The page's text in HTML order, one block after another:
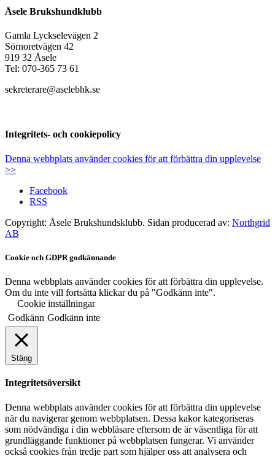
Åsele Brukshundklubb
Gamla Lyckselevägen 2
Sörnoretvägen 42
919 32 Åsele
Tel: 070-365 73 61
sekreterare@aselebhk.se
Integritets- och cookiepolicy
Denna webbplats använder cookies för att förbättra din upplevelse
>>
Facebook
RSS
Copyright: Åsele Brukshundsklubb. Sidan producerad av: Northgrid
AB
Cookie och GDPR godkännande
Denna webbplats använder cookies för att förbättra din upplevelse.
Om du inte vill fortsätta klickar du på "Godkänn inte".
Cookie inställningar
Godkänn Godkänn inte
Stäng
Integritetsöversikt
Denna webbplats använder cookies för att förbättra din upplevelse
när du navigerar genom webbplatsen. Dessa kakor kategoriseras
som nödvändiga i din webbläsare eftersom de är väsentliga för att
grundläggande funktioner på webbplatsen fungerar. Vi använder
också cookies från tredje part som hjälper oss att analysera och